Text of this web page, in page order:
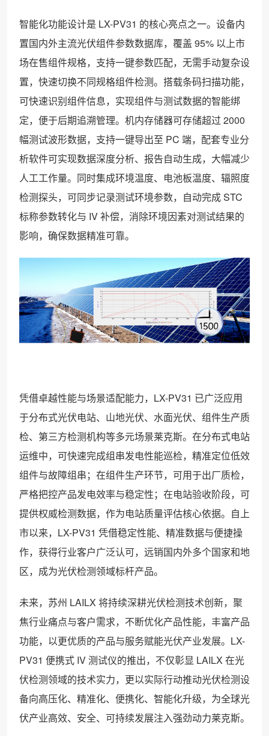
智能化功能设计是 LX-PV31 的核心亮点之一。设备内
置国内外主流光伏组件参数数据库，覆盖 95% 以上市
场在售组件规格，支持一键参数匹配，无需手动复杂设
置，快速切换不同规格组件检测。搭载条码扫描功能，
可快速识别组件信息，实现组件与测试数据的智能绑
定，便于后期追溯管理。机内存储器可存储超过 2000
幅测试波形数据，支持一键导出至 PC 端，配套专业分
析软件可实现数据深度分析、报告自动生成，大幅减少
人工工作量。同时集成环境温度、电池板温度、辐照度
检测探头，可同步记录测试环境参数，自动完成 STC
标称参数转化与 IV 补偿，消除环境因素对测试结果的
影响，确保数据精准可靠。
凭借卓越性能与场景适配能力，LX-PV31 已广泛应用
于分布式光伏电站、山地光伏、水面光伏、组件生产质
检、第三方检测机构等多元场景莱克斯。在分布式电站
运维中，可快速完成组串发电性能巡检，精准定位低效
组件与故障组串；在组件生产环节，可用于出厂质检，
严格把控产品发电效率与稳定性；在电站验收阶段，可
提供权威检测数据，作为电站质量评估核心依据。自上
市以来，LX-PV31 凭借稳定性能、精准数据与便捷操
作，获得行业客户广泛认可，远销国内外多个国家和地
区，成为光伏检测领域标杆产品。
未来，苏州 LAILX 将持续深耕光伏检测技术创新，聚
焦行业痛点与客户需求，不断优化产品性能，丰富产品
功能，以更优质的产品与服务赋能光伏产业发展。LX-
PV31 便携式 IV 测试仪的推出，不仅彰显 LAILX 在光
伏检测领域的技术实力，更以实际行动推动光伏检测设
备向高压化、精准化、便携化、智能化升级，为全球光
伏产业高效、安全、可持续发展注入强劲动力莱克斯。